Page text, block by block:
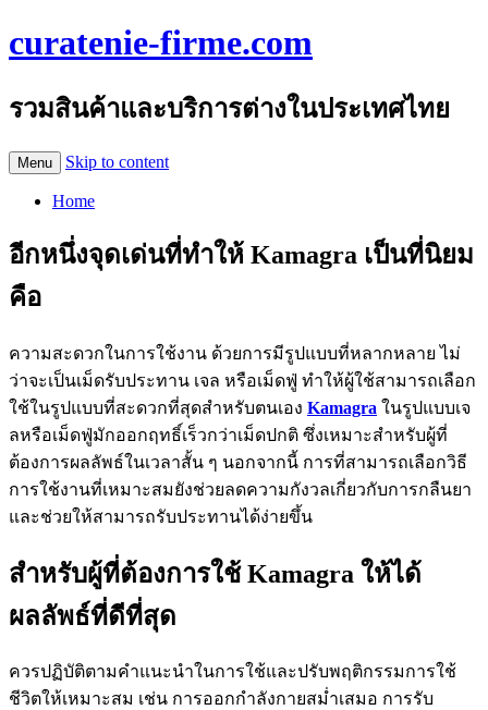
curatenie-firme.com
รวมสินค้าและบริการต่างในประเทศไทย
Menu Skip to content
Home
อีกหนึ่งจุดเด่นที่ทำให้ Kamagra เป็นที่นิยม
คือ
ความสะดวกในการใช้งาน ด้วยการมีรูปแบบที่หลากหลาย ไม่
ว่าจะเป็นเม็ดรับประทาน เจล หรือเม็ดฟู่ ทำให้ผู้ใช้สามารถเลือก
ใช้ในรูปแบบที่สะดวกที่สุดสำหรับตนเอง Kamagra ในรูปแบบเจ
ลหรือเม็ดฟู่มักออกฤทธิ์เร็วกว่าเม็ดปกติ ซึ่งเหมาะสำหรับผู้ที่
ต้องการผลลัพธ์ในเวลาสั้น ๆ นอกจากนี้ การที่สามารถเลือกวิธี
การใช้งานที่เหมาะสมยังช่วยลดความกังวลเกี่ยวกับการกลืนยา
และช่วยให้สามารถรับประทานได้ง่ายขึ้น
สำหรับผู้ที่ต้องการใช้ Kamagra ให้ได้
ผลลัพธ์ที่ดีที่สุด
ควรปฏิบัติตามคำแนะนำในการใช้และปรับพฤติกรรมการใช้
ชีวิตให้เหมาะสม เช่น การออกกำลังกายสม่ำเสมอ การรับ